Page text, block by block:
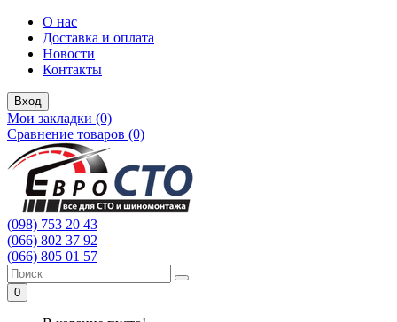
О нас
Доставка и оплата
Новости
Контакты
Вход
Мои закладки (0)
Сравнение товаров (0)
(098) 753 20 43
(066) 802 37 92
(066) 805 01 57
0